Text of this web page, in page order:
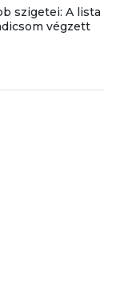
szigetei: A lista
végzett